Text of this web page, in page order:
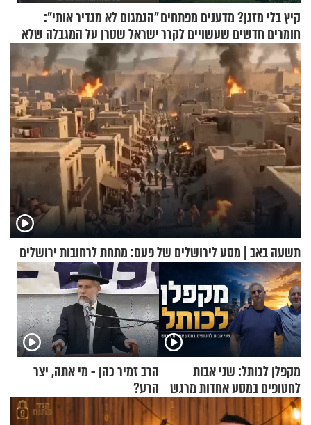
קיץ בלי מזגן? מדענים מפתחים
חומרים חדשים שעשויים לקרר
בתים
"הגמגום לא מגדיר אותי":
ישראל שטרן על המגבלה שלא
עוצרת אותו
תשעה באב | מסע לירושלים של פעם: מתחת לרחובות ירושלים
מקפלן לכותל: שני אבות
לחטופים במסע אחדות מרגש
הרב זמיר כהן - מי אתה, יצר
הרע?